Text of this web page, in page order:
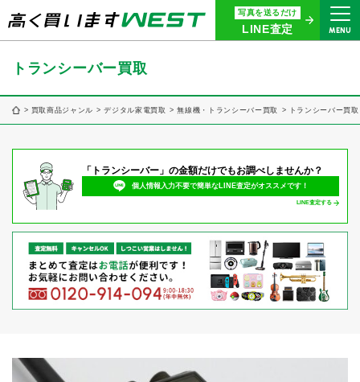
写真を送るだけ
LINE査定 MENU
まずはお気軽にお問い合わせ・
査定をご依頼ください
買取専用ダイヤル
9:00〜18:30(年中無休)
24時間365日受付
今すぐ！WEB査定
簡単操作！LINE査定
宅配買取
トランシーバー買取
買取商品ジャンル デジタル家電買取 無線機・トランシーバー買取 トランシーバー買取
「トランシーバー」の金額だけでもお調べしませんか？
個人情報入力不要で簡単なLINE査定がオススメです！
LINE査定する